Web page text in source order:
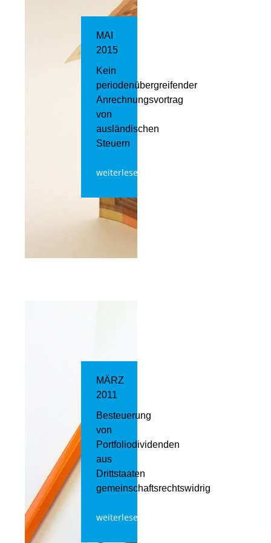
MAI
2015
Kein
periodenübergreifender
Anrechnungsvortrag
von
ausländischen
Steuern
weiterlesen
MÄRZ
2011
Besteuerung
von
Portfoliodividenden
aus
Drittstaaten
gemeinschaftsrechtswidrig
weiterlesen